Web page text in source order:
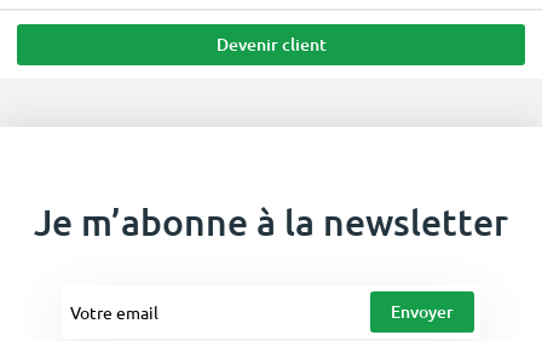
Devenir client
Je m’abonne à la newsletter